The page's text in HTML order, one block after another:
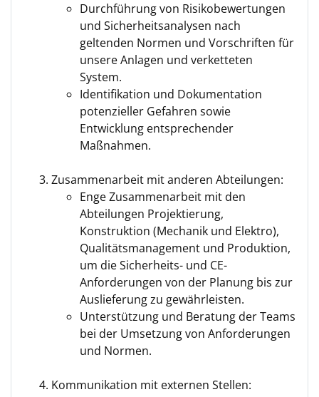
Durchführung von Risikobewertungen
und Sicherheitsanalysen nach
geltenden Normen und Vorschriften für
unsere Anlagen und verketteten
System.
Identifikation und Dokumentation
potenzieller Gefahren sowie
Entwicklung entsprechender
Maßnahmen.
Zusammenarbeit mit anderen Abteilungen:
Enge Zusammenarbeit mit den
Abteilungen Projektierung,
Konstruktion (Mechanik und Elektro),
Qualitätsmanagement und Produktion,
um die Sicherheits- und CE-
Anforderungen von der Planung bis zur
Auslieferung zu gewährleisten.
Unterstützung und Beratung der Teams
bei der Umsetzung von Anforderungen
und Normen.
Kommunikation mit externen Stellen: